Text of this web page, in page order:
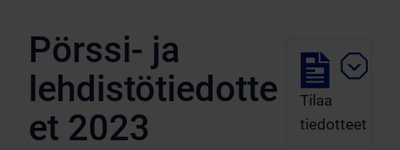
Pörssi- ja
lehdistötiedotte
et 2023
Tilaa
tiedotteet